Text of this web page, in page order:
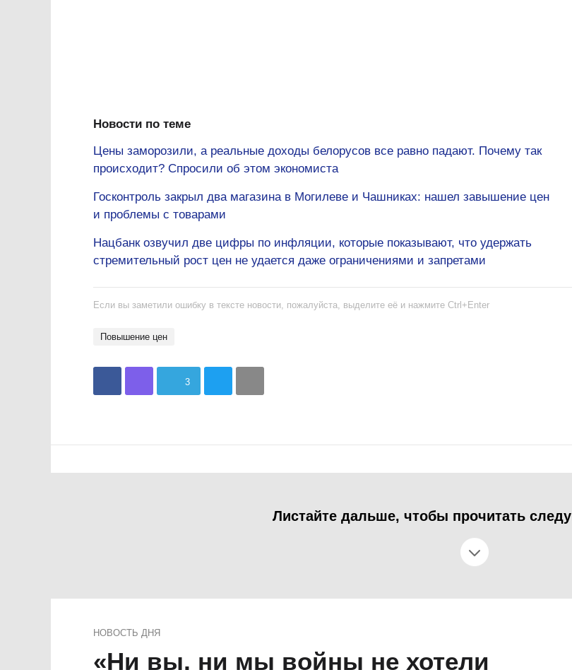
Новости по теме
Цены заморозили, а реальные доходы белорусов все равно падают. Почему так
происходит? Спросили об этом экономиста
Госконтроль закрыл два магазина в Могилеве и Чашниках: нашел завышение цен
и проблемы с товарами
Нацбанк озвучил две цифры по инфляции, которые показывают, что удержать
стремительный рост цен не удается даже ограничениями и запретами
Если вы заметили ошибку в тексте новости, пожалуйста, выделите её и нажмите Ctrl+Enter
Повышение цен
3
Листайте дальше, чтобы прочитать